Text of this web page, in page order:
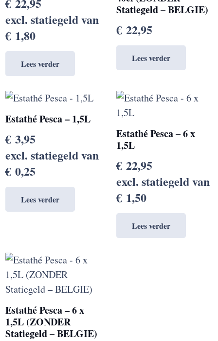
excl. statiegeld van
€ 1,80
Lees verder
Statiegeld – BELGIE)
€ 22,95
Lees verder
Estathé Pesca – 1,5L
€ 3,95
excl. statiegeld van
€ 0,25
Lees verder
Estathé Pesca – 6 x
1,5L
€ 22,95
excl. statiegeld van
€ 1,50
Lees verder
Estathé Pesca – 6 x
1,5L (ZONDER
Statiegeld – BELGIE)